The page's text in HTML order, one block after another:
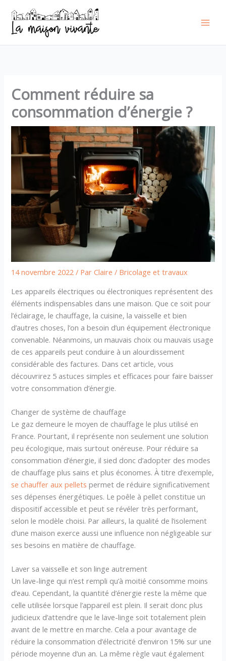
contenu
Comment réduire sa
consommation d’énergie ?
14 novembre 2022/ ParClaire/ Bricolage et travaux
Les appareils électriques ou électroniques représentent des
éléments indispensables dans une maison. Que ce soit pour
l’éclairage, le chauffage, la cuisine, la vaisselle et bien
d’autres choses, l’on a besoin d’un équipement électronique
convenable. Néanmoins, un mauvais choix ou mauvais usage
de ces appareils peut conduire à un alourdissement
considérable des factures. Dans cet article, vous
découvrirez 5 astuces simples et efficaces pour faire baisser
votre consommation d’énergie.
Changer de système de chauffage
Le gaz demeure le moyen de chauffage le plus utilisé en
France. Pourtant, il représente non seulement une solution
peu écologique, mais surtout onéreuse. Pour réduire sa
consommation d’énergie, il sied donc d’adopter des modes
de chauffage plus sains et plus économes. À titre d’exemple,
se chauffer aux pellets permet de réduire significativement
ses dépenses énergétiques. Le poêle à pellet constitue un
dispositif accessible et peut se révéler très performant,
selon le modèle choisi. Par ailleurs, la qualité de l’isolement
d’une maison exerce aussi une influence non négligeable sur
ses besoins en matière de chauffage.
Laver sa vaisselle et son linge autrement
Un lave-linge qui n’est rempli qu’à moitié consomme moins
d’eau. Cependant, la quantité d’énergie reste la même que
celle utilisée lorsque l’appareil est plein. Il serait donc plus
judicieux d’attendre que le lave-linge soit totalement plein
avant de le mettre en marche. Cela a pour avantage de
réduire la consommation d’électricité d’environ 15% sur une
période moyenne d’un an. La même règle vaut également